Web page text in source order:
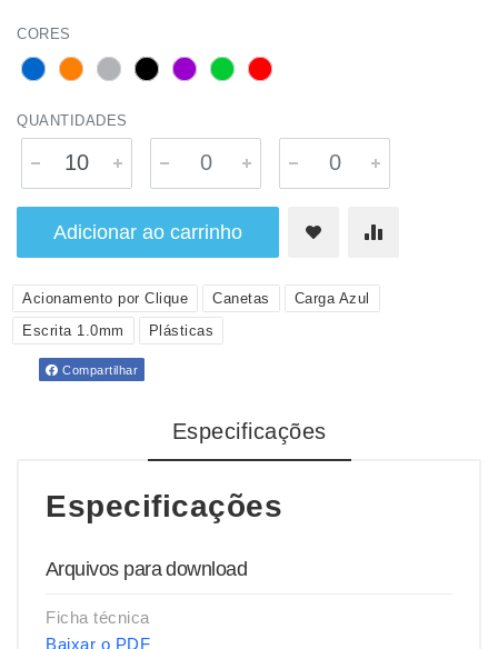
CORES
QUANTIDADES
Adicionar ao carrinho
Acionamento por Clique Canetas
Carga Azul
Escrita 1.0mm
Plásticas
Compartilhar
Especificações
Especificações
Arquivos para download
Ficha técnica
Baixar o PDF